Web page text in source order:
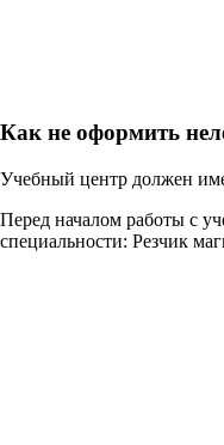
Как не оформить
Учебный центр должен
Перед началом работы с
специальности: Резчик